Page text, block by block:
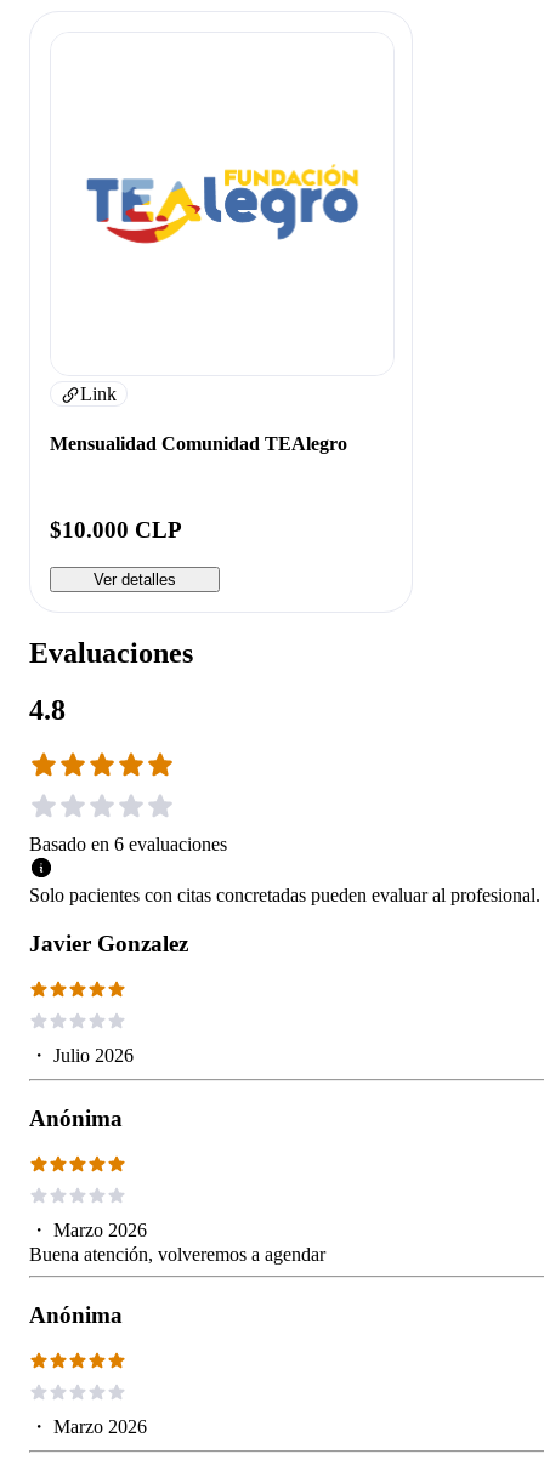
Link
Mensualidad Comunidad TEAlegro
$10.000 CLP
Ver detalles
Evaluaciones
4.8
Basado en 6 evaluaciones
Solo pacientes con citas concretadas pueden evaluar al profesional.
Javier Gonzalez
・ Julio 2026
Anónima
・ Marzo 2026
Buena atención, volveremos a agendar
Anónima
・ Marzo 2026